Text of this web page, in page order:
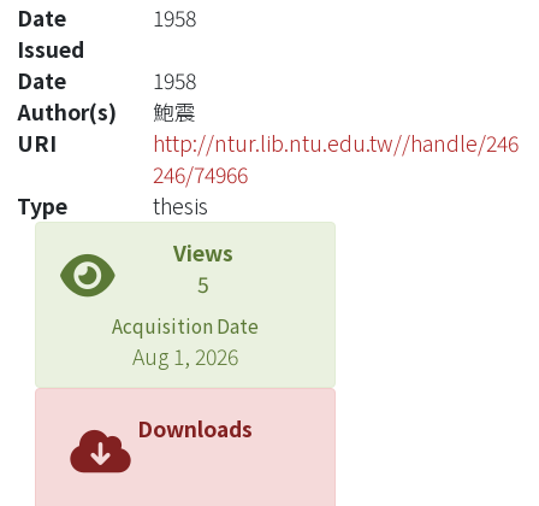
Date
Issued
1958
Date
1958
Author(s)
鮑震
URI
http://ntur.lib.ntu.edu.tw//handle/246
246/74966
Type
thesis
Views
5
Acquisition Date
Aug 1, 2026
Downloads